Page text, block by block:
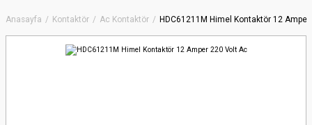
Anasayfa Kontaktör Ac Kontaktör HDC61211M Himel Kontaktör 12